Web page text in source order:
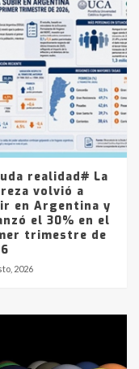
falleció un
en
hasta Axion
realidad# La
volvió a
en Argentina y
el 30% en el
trimestre de
2026